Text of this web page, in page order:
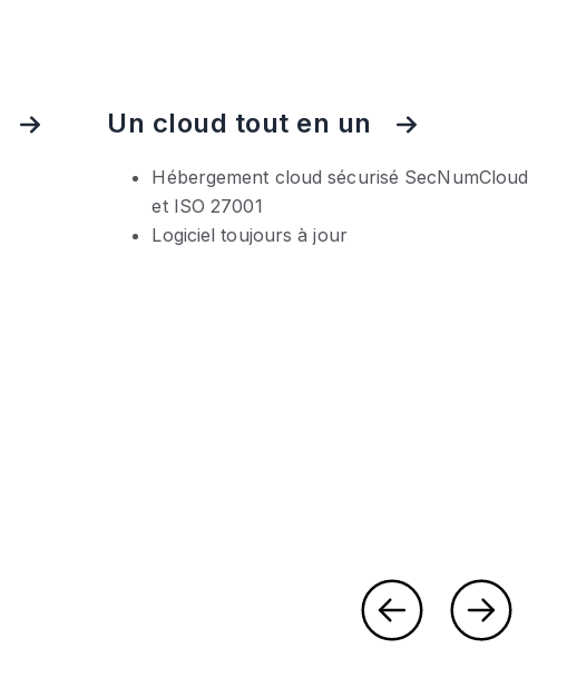
Un cloud tout en un
Hébergement cloud sécurisé SecNumCloud
et ISO 27001
Logiciel toujours à jour